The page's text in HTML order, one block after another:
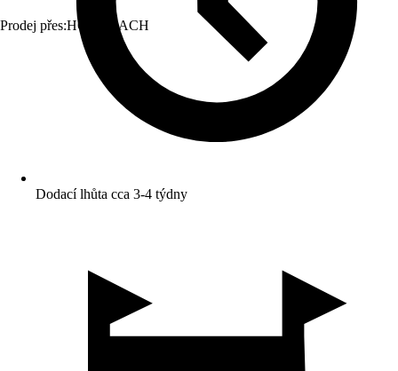
Prodej přes:HORNBACH
Dodací lhůta cca 3-4 týdny